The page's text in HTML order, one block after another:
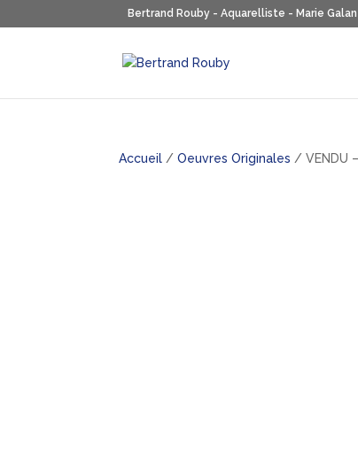
Bertrand Rouby - Aquarelliste - Marie
Accueil /Oeuvres Originales / VENDU